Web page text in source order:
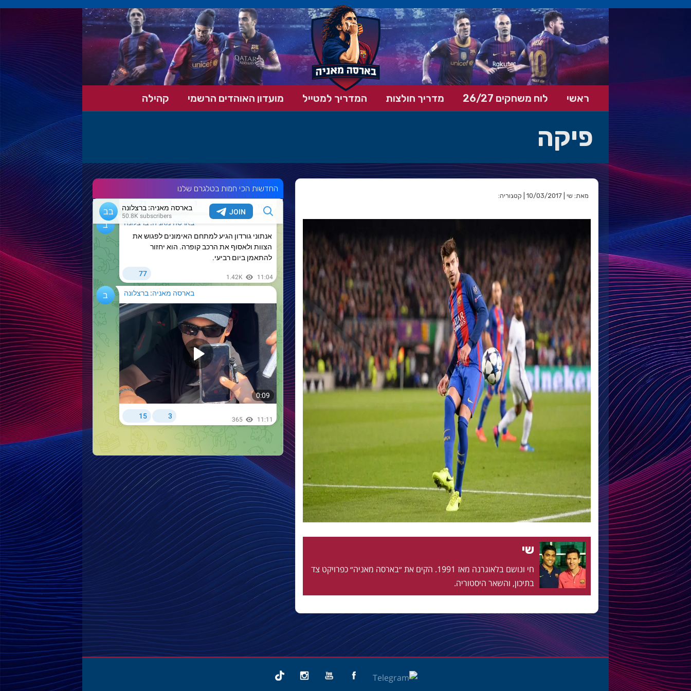
ראשי לוח משחקים 26/27 מדריך חולצות המדריך למטייל מועדון האוהדים הרשמי קהילה
פיקה
מאת: שי | 10/03/2017 | קטגוריה:
שי
חי ונושם בלאוגרנה מאז 1991. הקים את ״בארסה מאניה״ כפרויקט צד
בתיכון, והשאר היסטוריה.
החדשות הכי חמות בטלגרם שלנו